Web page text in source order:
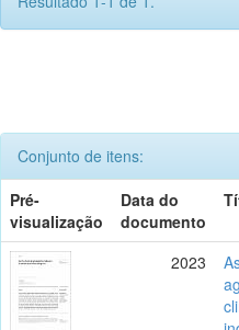
Conjunto de itens:
Pré-
visualização
Data do
documento
2023